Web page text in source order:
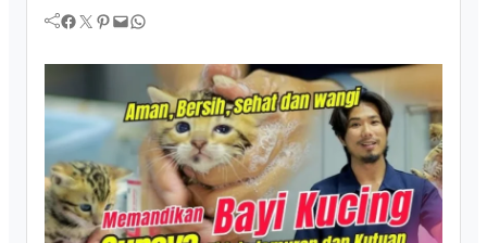
Facebook Twitter Pinterest Mail WhatsApp